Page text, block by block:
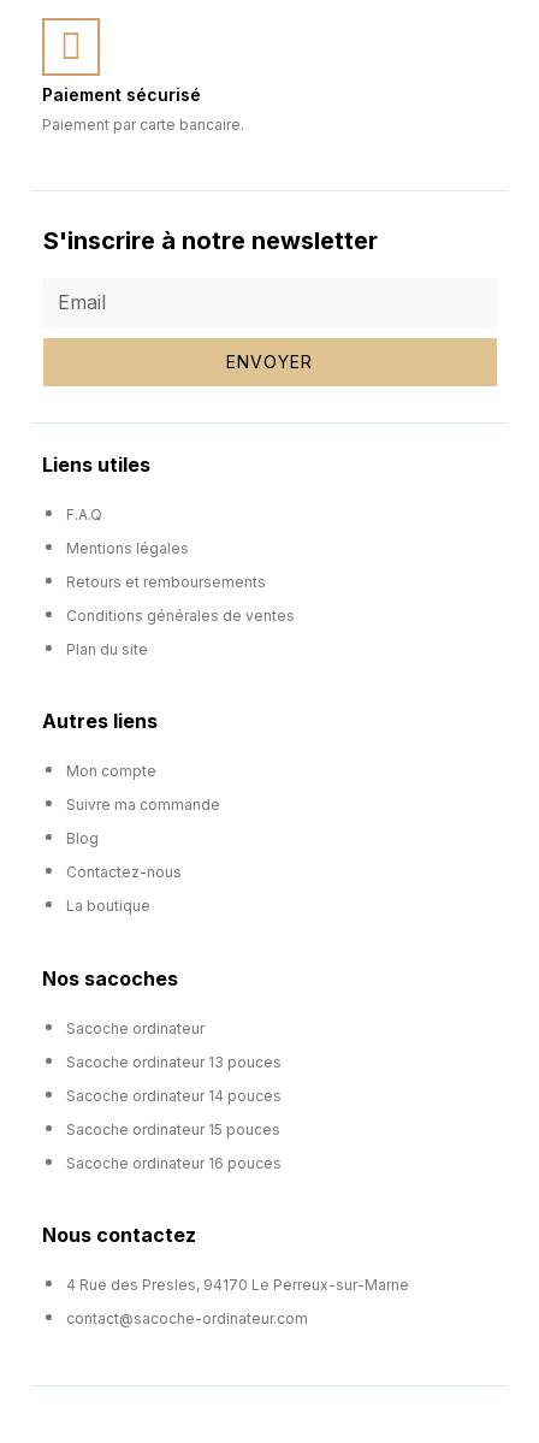
Paiement sécurisé
Paiement par carte bancaire.
S'inscrire à notre newsletter
ENVOYER
Liens utiles
F.A.Q
Mentions légales
Retours et remboursements
Conditions générales de ventes
Plan du site
Autres liens
Mon compte
Suivre ma commande
Blog
Contactez-nous
La boutique
Nos sacoches
Sacoche ordinateur
Sacoche ordinateur 13 pouces
Sacoche ordinateur 14 pouces
Sacoche ordinateur 15 pouces
Sacoche ordinateur 16 pouces
Nous contactez
4 Rue des Presles, 94170 Le Perreux-sur-Marne
contact@sacoche-ordinateur.com